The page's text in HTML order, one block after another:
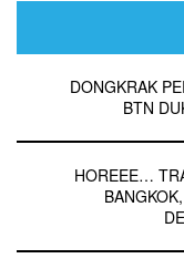
DONGKRAK
BTN
HOREEE…